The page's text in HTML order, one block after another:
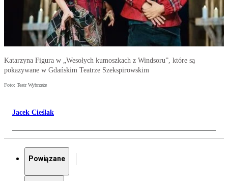
Katarzyna Figura w „Wesołych kumoszkach z Windsoru”, które są
pokazywane w Gdańskim Teatrze Szekspirowskim
Foto: Teatr Wybrzeże
Jacek Cieślak
Powiązane